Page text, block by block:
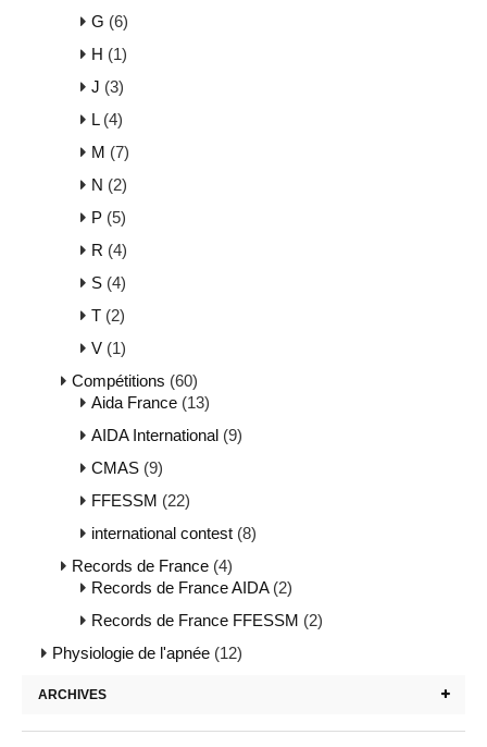
G (6)
H (1)
J (3)
L(4)
M (7)
N (2)
P (5)
R (4)
S (4)
T (2)
V (1)
Compétitions (60)
Aida France (13)
AIDA International (9)
CMAS (9)
FFESSM (22)
international contest (8)
Records de France (4)
Records de France AIDA(2)
Records de France FFESSM (2)
Physiologie de l'apnée (12)
ARCHIVES